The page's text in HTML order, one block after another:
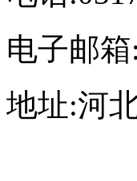
电子邮箱
地址:河